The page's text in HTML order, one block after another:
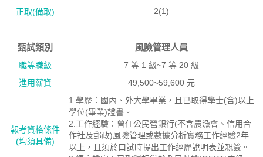
正取(備取)
2(1)
甄試類別 風險管理人員
職等職級
7 等 1 級~7 等 20 級
進用薪資
49,500~59,600 元
報考資格絛件
(均須具備)
1.學歷：國內、外大學畢業，且已取得學士(含)以上
學位(畢業)證書。
2.工作經驗：曾任公民營銀行(不含農漁會、信用合
作社及郵政)風險管理或數據分析實務工作經驗2年
以上，且須於口試時提出工作經歷說明表並親簽。